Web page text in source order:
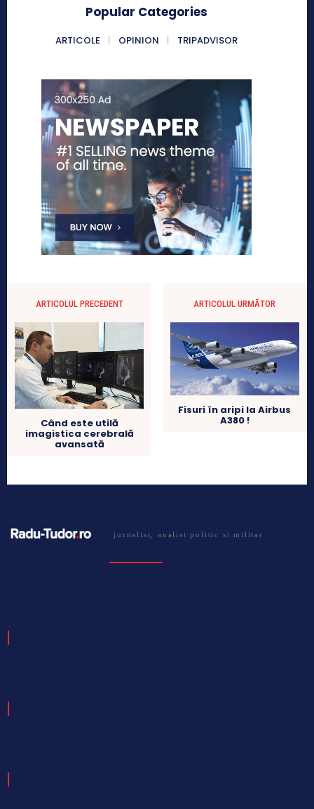
Popular Categories
ARTICOLE OPINION TRIPADVISOR
ARTICOLUL PRECEDENT
Când este utilă
imagistica cerebrală
avansată
ARTICOLUL URMĂTOR
Fisuri în aripi la Airbus
A380 !
jurnalist, analist politic si militar